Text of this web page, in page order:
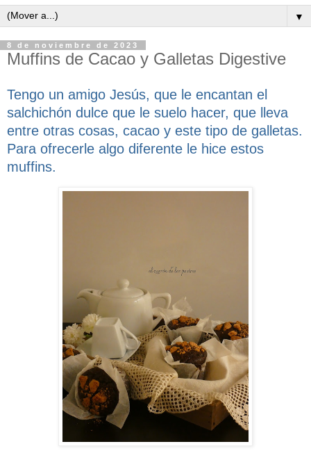
▼
8 de noviembre de 2023
Muffins de Cacao y Galletas Digestive
Tengo un amigo Jesús, que le encantan el
salchichón dulce que le suelo hacer, que lleva
entre otras cosas, cacao y este tipo de galletas.
Para ofrecerle algo diferente le hice estos
muffins.